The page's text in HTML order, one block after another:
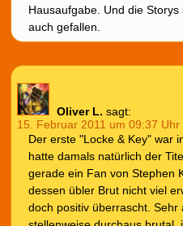
Hausaufgabe. Und die
auch gefallen.
Oliver L. sagt:
15. Februar 2011 um 09:37 Uhr
Der erste "Locke & Key" war
hatte damals natürlich der
gerade ein Fan von Stephen
dessen übler Brut nicht viel
doch positiv überrascht. Sehr